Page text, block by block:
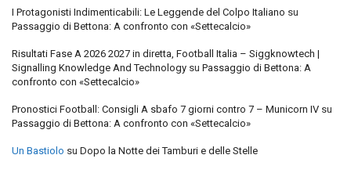
I Protagonisti Indimenticabili: Le Leggende del Colpo Italiano su
Passaggio di Bettona: A confronto con «Settecalcio»
Risultati Fase A 2026 2027 in diretta, Football Italia – Siggknowtech |
Signalling Knowledge And Technology su Passaggio di Bettona: A
confronto con «Settecalcio»
Pronostici Football: Consigli A sbafo 7 giorni contro 7 – Municorn IV su
Passaggio di Bettona: A confronto con «Settecalcio»
Un Bastiolo su Dopo la Notte dei Tamburi e delle Stelle